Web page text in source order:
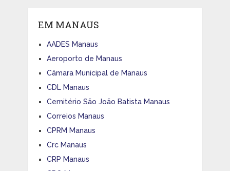
EM MANAUS
AADES Manaus
Aeroporto de Manaus
Câmara Municipal de Manaus
CDL Manaus
Cemitério São João Batista Manaus
Correios Manaus
CPRM Manaus
Crc Manaus
CRP Manaus